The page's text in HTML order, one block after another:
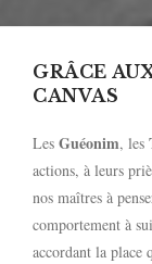
GRÂCE
CANVAS
Les Guéonim, les
actions, à leurs
nos maîtres à
comportement à
accordant la